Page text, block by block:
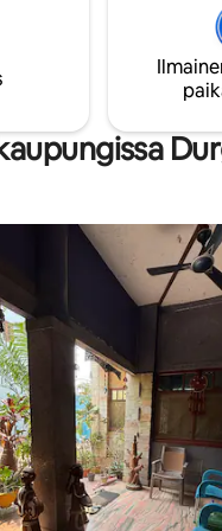
ympäri vuoden
elämys innostaa sinua,
täällä.